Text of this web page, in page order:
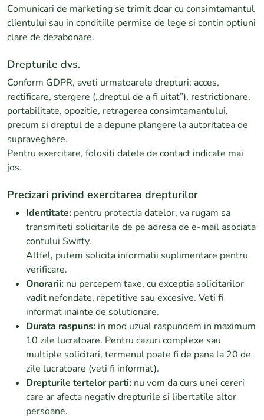
Comunicari de marketing se trimit doar cu consimtamantul
clientului sau in conditiile permise de lege si contin optiuni
clare de dezabonare.
Drepturile dvs.
Conform GDPR, aveti urmatoarele drepturi: acces,
rectificare, stergere („dreptul de a fi uitat”), restrictionare,
portabilitate, opozitie, retragerea consimtamantului,
precum si dreptul de a depune plangere la autoritatea de
supraveghere.
Pentru exercitare, folositi datele de contact indicate mai
jos.
Precizari privind exercitarea drepturilor
Identitate: pentru protectia datelor, va rugam sa
transmiteti solicitarile de pe adresa de e-mail asociata
contului Swifty.
Altfel, putem solicita informatii suplimentare pentru
verificare.
Onorarii: nu percepem taxe, cu exceptia solicitarilor
vadit nefondate, repetitive sau excesive. Veti fi
informat inainte de solutionare.
Durata raspuns: in mod uzual raspundem in maximum
10 zile lucratoare. Pentru cazuri complexe sau
multiple solicitari, termenul poate fi de pana la 20 de
zile lucratoare (veti fi informat).
Drepturile tertelor parti: nu vom da curs unei cereri
care ar afecta negativ drepturile si libertatile altor
persoane.